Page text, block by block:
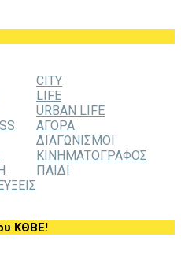
CITY
LIFE
URBAN LIFE
ΑΓΟΡΑ
ΔΙΑΓΩΝΙΣΜΟΙ
ΚΙΝΗΜΑΤΟΓΡΑΦΟΣ
ΠΑΙΔΙ
ΚΘΒΕ!